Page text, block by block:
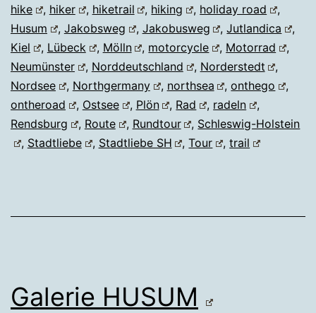
hike
, hiker , hiketrail , hiking , holiday road
,
Husum
, Jakobsweg , Jakobusweg ,Jutlandica
,
Kiel
, Lübeck , Mölln , motorcycle , Motorrad
,
Neumünster
, Norddeutschland , Norderstedt
,
Nordsee
, Northgermany , northsea ,onthego
,
ontheroad
, Ostsee , Plön , Rad , radeln
,
Rendsburg
, Route , Rundtour , Schleswig-Holstein
, Stadtliebe , Stadtliebe SH ,Tour ,trail
Galerie HUSUM